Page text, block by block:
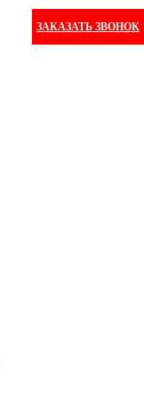
ЗАКАЗАТЬ ЗВОНОК